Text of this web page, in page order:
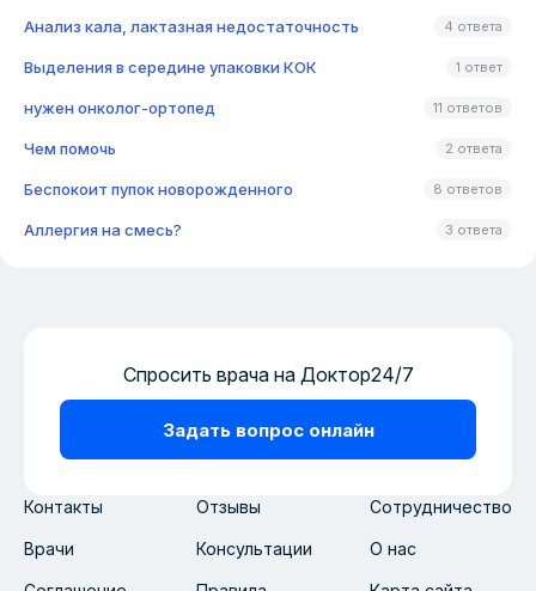
Анализ кала, лактазная недостаточность 4 ответа
Выделения в середине упаковки КОК 1 ответ
нужен онколог-ортопед 11 ответов
Чем помочь 2 ответа
Беспокоит пупок новорожденного 8 ответов
Аллергия на смесь? 3 ответа
Контакты Отзывы Сотрудничество
Врачи Консультации О нас
Спросить врача на Доктор24/7
Задать вопрос онлайн